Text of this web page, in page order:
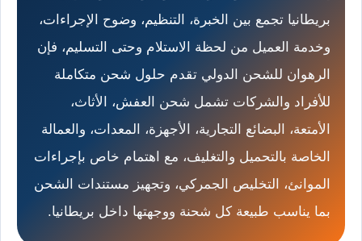
بريطانيا تجمع بين الخبرة، التنظيم، وضوح الإجراءات،
وخدمة العميل من لحظة الاستلام وحتى التسليم، فإن
الرهوان للشحن الدولي تقدم حلول شحن متكاملة
للأفراد والشركات تشمل شحن العفش، الأثاث،
الأمتعة، البضائع التجارية، الأجهزة، المعدات، والعمالة
الخاصة بالتحميل والتغليف، مع اهتمام خاص بإجراءات
الموانئ، التخليص الجمركي، وتجهيز مستندات الشحن
بما يناسب طبيعة كل شحنة ووجهتها داخل بريطانيا.